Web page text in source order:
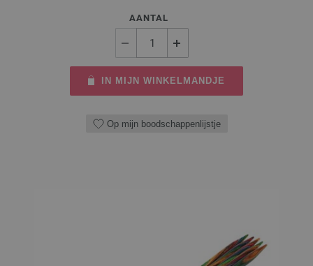
AANTAL
IN MIJN WINKELMANDJE
Op mijn boodschappenlijstje